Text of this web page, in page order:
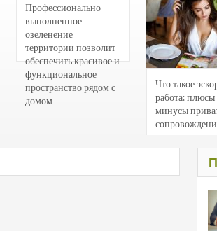
Профессионально
выполненное
озеленение
территории позволит
обеспечить красивое и
функциональное
пространство рядом с
домом
Что такое
работа: плюсы
минусы